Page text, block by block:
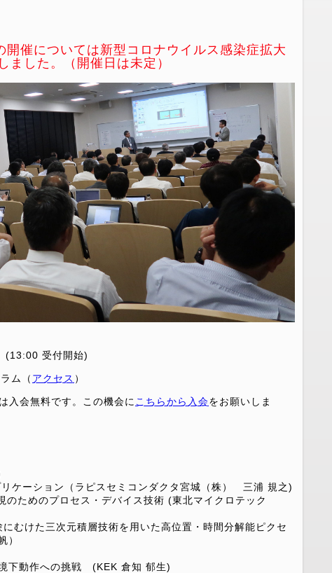
開催については新型コロナウイルス感染症拡大
ました。（開催日は未定）
受付開始)
ム（ アクセス ）
入会無料です。この機会に こちらから入会をお願いしま
)
ケーション（ラピスセミコンダクタ宮城（株） 三浦 規之)
ためのプロセス・デバイス技術 (東北マイクロテック
むけた三次元積層技術を用いた高位置・時間分解能ピクセ
）
下動作への挑戦 (KEK 倉知 郁生)